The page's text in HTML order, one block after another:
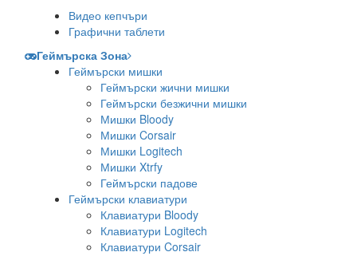
Видео кепчъри
Графични таблети
Геймърска Зона
Геймърски мишки
Геймърски жични мишки
Геймърски безжични мишки
Мишки Bloody
Мишки Corsair
Мишки Logitech
Мишки Xtrfy
Геймърски падове
Геймърски клавиатури
Клавиатури Bloody
Клавиатури Logitech
Клавиатури Corsair